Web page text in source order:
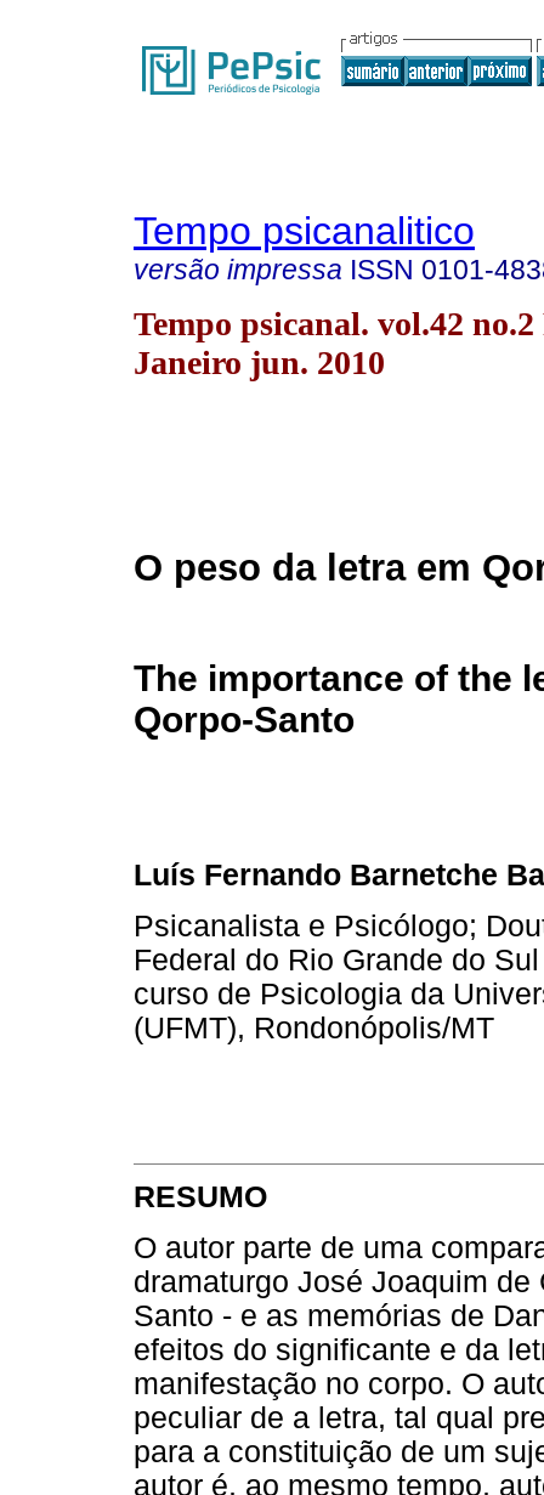
Tempo psicanalitico
versão impressa ISSN 0101-
Tempo psicanal. vol.42 no.2
Janeiro jun. 2010
O peso da letra em
The importance of the
Qorpo-Santo
Luís Fernando Barnetche
Psicanalista e Psicólogo;
Federal do Rio Grande do
curso de Psicologia da
(UFMT), Rondonópolis/MT
RESUMO
O autor parte de uma
dramaturgo José Joaquim
Santo - e as memórias de
efeitos do significante e da
manifestação no corpo. O
peculiar de a letra, tal qual
para a constituição de um
autor é, ao mesmo tempo,